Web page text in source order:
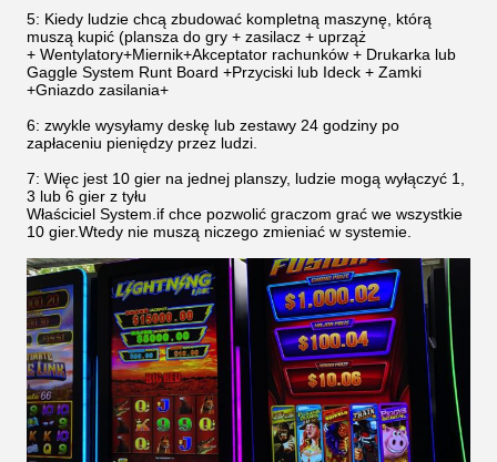
5: Kiedy ludzie chcą zbudować kompletną maszynę, którą
muszą kupić (plansza do gry + zasilacz + uprząż
+ Wentylatory+Miernik+Akceptator rachunków + Drukarka lub
Gaggle System Runt Board +Przyciski lub Ideck + Zamki
+Gniazdo zasilania+
6: zwykle wysyłamy deskę lub zestawy 24 godziny po
zapłaceniu pieniędzy przez ludzi.
7: Więc jest 10 gier na jednej planszy, ludzie mogą wyłączyć 1,
3 lub 6 gier z tyłu
Właściciel System.if chce pozwolić graczom grać we wszystkie
10 gier.Wtedy nie muszą niczego zmieniać w systemie.